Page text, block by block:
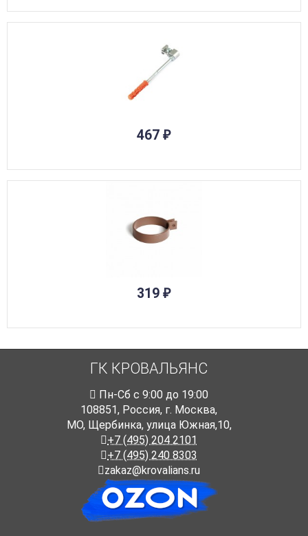
467 ₽
319 ₽
ГК КРОВАЛЬЯНС
Пн-Cб с 9:00 до 19:00
108851, Россия, г. Москва,
МО, Щербинка, улица Южная,10,
+7 (495) 204 2101
+7 (495) 240 8303
zakaz@krovalians.ru